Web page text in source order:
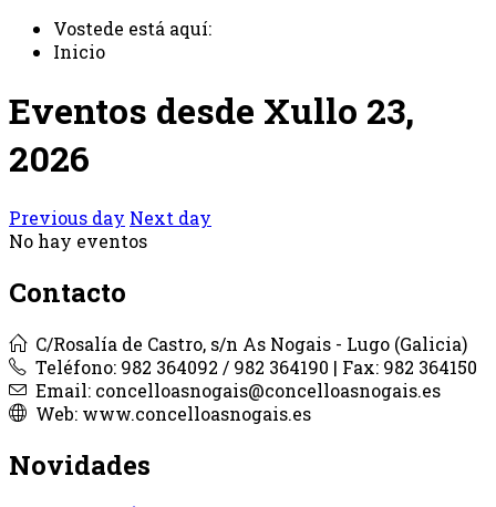
Vostede está aquí:
Inicio
Eventos desde Xullo 23,
2026
Previous day Next day
No hay eventos
Contacto
C/Rosalía de Castro, s/n As Nogais - Lugo (Galicia)
Teléfono: 982 364092 / 982 364190 | Fax: 982 364150
Email: concelloasnogais@concelloasnogais.es
Web: www.concelloasnogais.es
Novidades